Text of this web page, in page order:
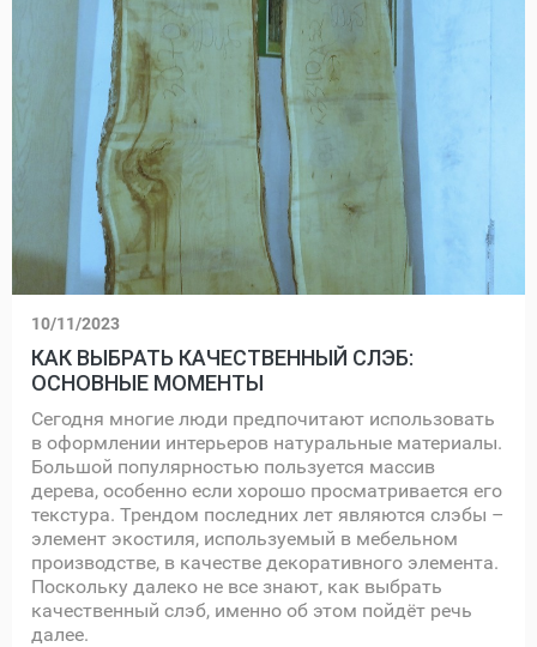
10/11/2023
КАК ВЫБРАТЬ КАЧЕСТВЕННЫЙ СЛЭБ:
ОСНОВНЫЕ МОМЕНТЫ
Сегодня многие люди предпочитают использовать
в оформлении интерьеров натуральные материалы.
Большой популярностью пользуется массив
дерева, особенно если хорошо просматривается его
текстура. Трендом последних лет являются слэбы –
элемент экостиля, используемый в мебельном
производстве, в качестве декоративного элемента.
Поскольку далеко не все знают, как выбрать
качественный слэб, именно об этом пойдёт речь
далее.